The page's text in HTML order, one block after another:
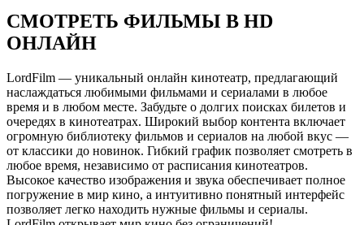
СМОТРЕТЬ ФИЛЬМЫ В HD
ОНЛАЙН
LordFilm — уникальный онлайн кинотеатр, предлагающий
наслаждаться любимыми фильмами и сериалами в любое
время и в любом месте. Забудьте о долгих поисках билетов и
очередях в кинотеатрах. Широкий выбор контента включает
огромную библиотеку фильмов и сериалов на любой вкус —
от классики до новинок. Гибкий график позволяет смотреть в
любое время, независимо от расписания кинотеатров.
Высокое качество изображения и звука обеспечивает полное
погружение в мир кино, а интуитивно понятный интерфейс
позволяет легко находить нужные фильмы и сериалы.